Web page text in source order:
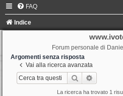
FAQ
Indice
Forum personale di
Argomenti senza risposta
Vai alla ricerca avanzata
Cerca
La ricerca ha trovato 1